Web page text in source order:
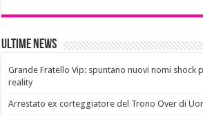
Ultime News
Grande Fratello Vip: spuntano nuovi nomi shock
reality
Arrestato ex corteggiatore del Trono Over di